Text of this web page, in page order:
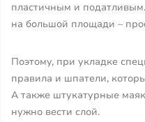
пластичным и
на большой площади –
Поэтому, при укладке
правила и шпатели,
А также штукатурные
нужно вести слой.